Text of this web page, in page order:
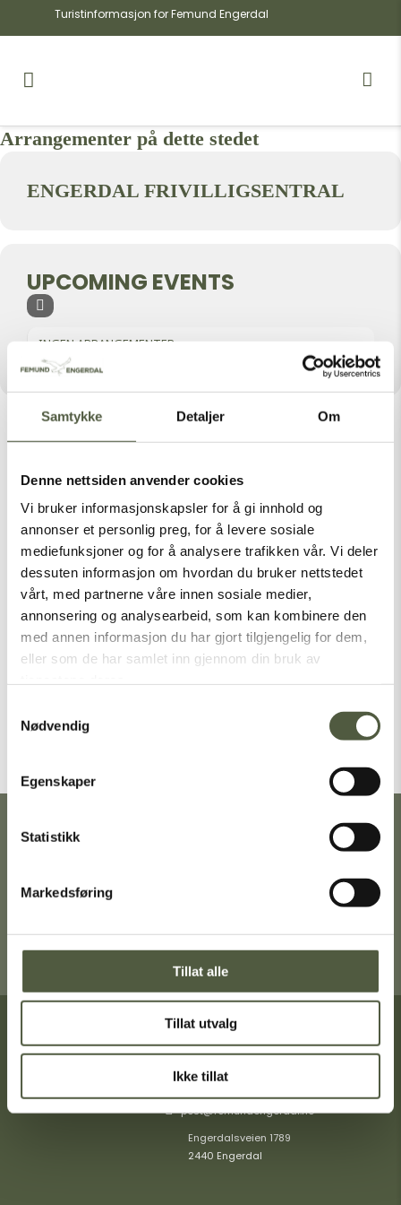
Samtykke Detaljer Om
Denne nettsiden anvender cookies
Vi bruker informasjonskapsler for å gi innhold og
annonser et personlig preg, for å levere sosiale
mediefunksjoner og for å analysere trafikken vår. Vi deler
dessuten informasjon om hvordan du bruker nettstedet
vårt, med partnerne våre innen sosiale medier,
annonsering og analysearbeid, som kan kombinere den
med annen informasjon du har gjort tilgjengelig for dem,
eller som de har samlet inn gjennom din bruk av
Nødvendig
Egenskaper
Statistikk
Markedsføring
Tillat alle
Tillat utvalg
Ikke tillat
Turistinformasjon for Femund Engerdal
Arrangementer på dette stedet
ENGERDAL FRIVILLIGSENTRAL
UPCOMING EVENTS
INGEN ARRANGEMENTER
Latest Posts
Categories
Nasjonalparker
Sommer
Vinter
Ta gjerne turen innom Turistkontoret i
Få veibeskrivelse
Turistinformasjon
+47 40404349
post@femundengerdal.no
Engerdalsveien 1789
2440 Engerdal